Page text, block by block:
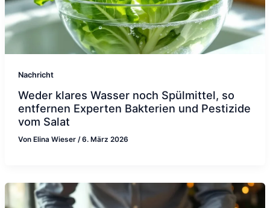
Nachricht
Weder klares Wasser noch Spülmittel, so
entfernen Experten Bakterien und Pestizide
vom Salat
Von Elina Wieser /6. März 2026